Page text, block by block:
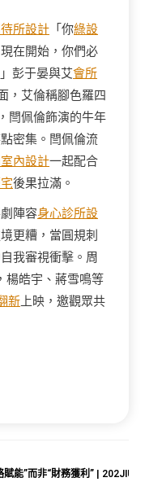
所設計 「你綠設
在開始，你們必
彭于晏與艾會所
，艾倫稱腳色羅四
閆佩倫飾演的牛年
密集。閆佩倫流
內設計一起配合
後果拉滿。
陣容身心診所設
更糟，當圓規刺
我審視衝擊。周
楊皓宇、蔣雪鳴等
新 上映，邀觀眾共
能”而非“財務獲利” |